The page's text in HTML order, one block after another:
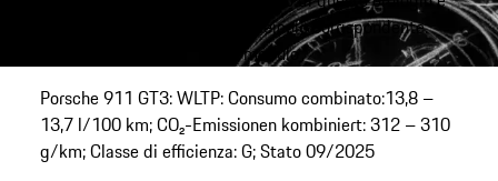
legato alla proprietà del veicolo corrispondente.
Vai al modulo
Porsche 911 GT3: WLTP: Consumo combinato:13,8 –
13,7 l/100 km; CO₂-Emissionen kombiniert: 312 – 310
g/km; Classe di efficienza: G; Stato 09/2025